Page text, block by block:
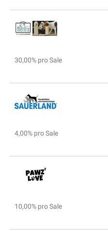
30,00% pro Sale
4,00% pro Sale
10,00% pro Sale